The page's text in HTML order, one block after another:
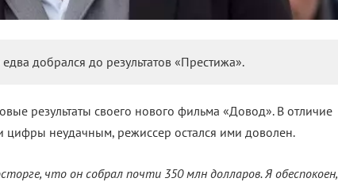
добрался до результатов «Престижа».
результаты своего нового фильма «Довод». В отличие
цифры неудачным, режиссер остался ими доволен.
что он собрал почти 350 млн долларов. Я обеспокоен,